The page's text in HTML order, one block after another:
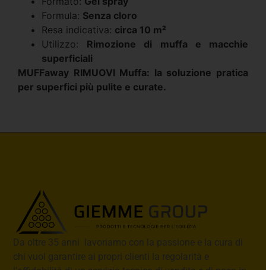
Formula: Senza cloro
Resa indicativa: circa 10 m²
Utilizzo: Rimozione di muffa e macchie
superficiali
MUFFaway RIMUOVI Muffa: la soluzione pratica
per superfici più pulite e curate.
Da oltre 35 anni lavoriamo con la passione e la cura di
chi vuol garantire ai propri clienti la regolarità e